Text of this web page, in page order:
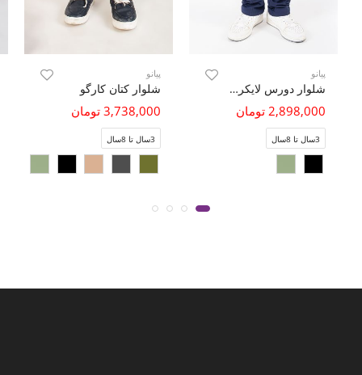
پیانو
شلوار دورس لایکرا برش دار
2,898,000 تومان
3سال تا 8سال
پیانو
شلوار کتان کارگو
3,738,000 تومان
3سال تا 8سال